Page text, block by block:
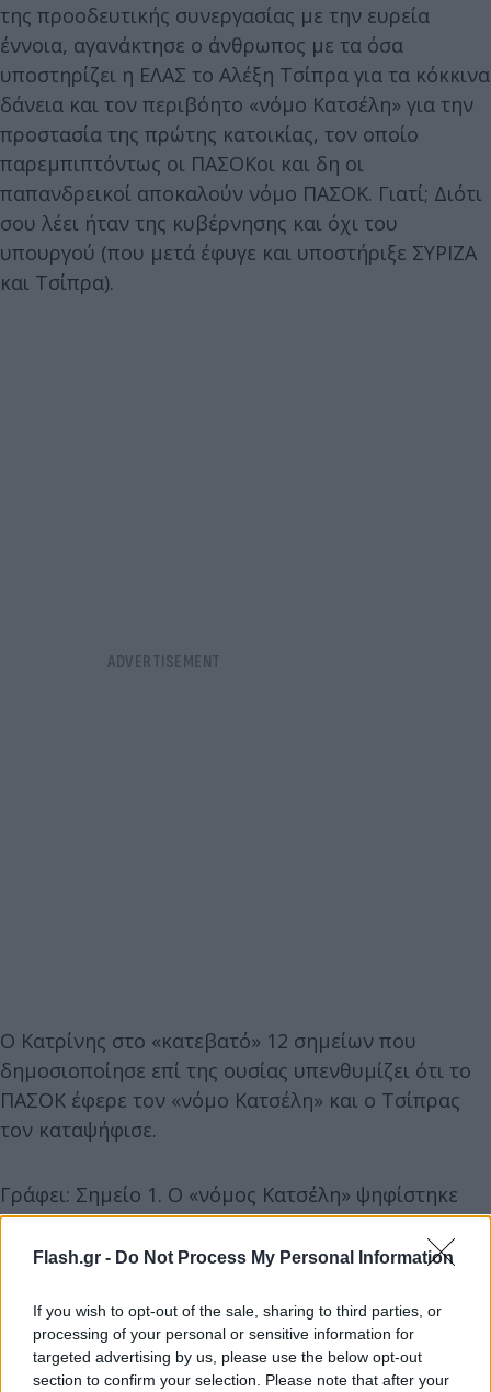
Flash.gr - Do Not Process My Personal Information
If you wish to opt-out of the sale, sharing to third parties, or
processing of your personal or sensitive information for
targeted advertising by us, please use the below opt-out
section to confirm your selection. Please note that after your
της προοδευτικής συνεργασίας με την ευρεία
έννοια, αγανάκτησε ο άνθρωπος με τα όσα
υποστηρίζει η ΕΛΑΣ το Αλέξη Τσίπρα για τα κόκκινα
δάνεια και τον περιβόητο «νόμο Κατσέλη» για την
προστασία της πρώτης κατοικίας, τον οποίο
παρεμπιπτόντως οι ΠΑΣΟΚοι και δη οι
παπανδρεικοί αποκαλούν νόμο ΠΑΣΟΚ. Γιατί; Διότι
σου λέει ήταν της κυβέρνησης και όχι του
υπουργού (που μετά έφυγε και υποστήριξε ΣΥΡΙΖΑ
και Τσίπρα).
Ο Κατρίνης στο «κατεβατό» 12 σημείων που
δημοσιοποίησε επί της ουσίας υπενθυμίζει ότι το
ΠΑΣΟΚ έφερε τον «νόμο Κατσέλη» και ο Τσίπρας
τον καταψήφισε.
Γράφει: Σημείο 1. Ο «νόμος Κατσέλη» ψηφίστηκε
από την κυβέρνηση του ΠΑΣΟΚ, με την πιο σκληρή
τρόϊκα απέναντι.
Σημείο 2. Χάρη στον «νόμο Κατσέλη» χιλιάδες
αδύναμοι δανειολήπτες διέσωσαν την κύρια
κατοικία τους από πλειστηριασμό τα χρόνια της